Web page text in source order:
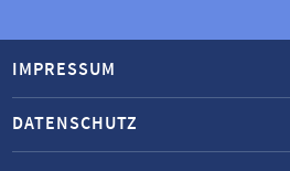
IMPRESSUM
DATENSCHUTZ